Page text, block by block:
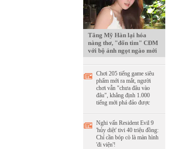
Tăng Mỹ Hàn lại hóa
nàng thơ, "đốn tim" CĐM
với bộ ảnh ngọt ngào mới
Chơi 205 tiếng game siêu
phẩm mới ra mắt, người
chơi vẫn "chưa đâu vào
đâu", khẳng định 1.000
tiếng mới phá đảo được
Nghi vấn Resident Evil 9
'hủy diệt' tivi 40 triệu đồng:
Chỉ cần bóp cò là màn hình
'đi viện'!